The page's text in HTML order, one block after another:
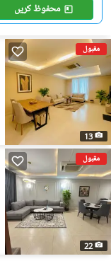
محفوظ کریں
مقبول
13
مقبول
22